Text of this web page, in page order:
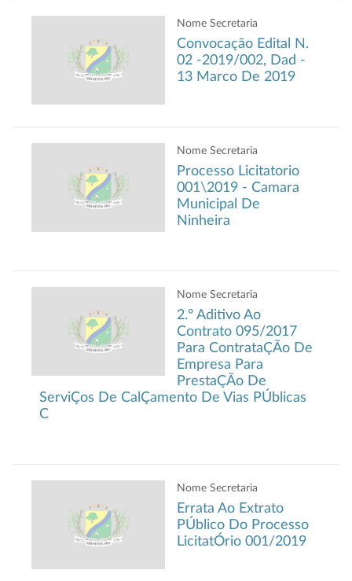
Nome Secretaria
Convocação Edital N.
02 -2019/002, Dad -
13 Marco De 2019
Nome Secretaria
Processo Licitatorio
001\2019 - Camara
Municipal De
Ninheira
Nome Secretaria
2.º Aditivo Ao
Contrato 095/2017
Para ContrataÇÃo De
Empresa Para
PrestaÇÃo De
ServiÇos De CalÇamento De Vias PÚblicas
C
Nome Secretaria
Errata Ao Extrato
PÚblico Do Processo
LicitatÓrio 001/2019